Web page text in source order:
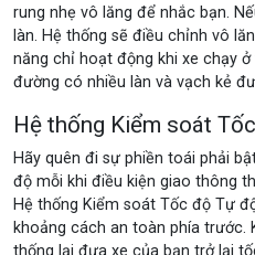
rung nhẹ vô lăng để nhắc bạn.
làn. Hệ thống sẽ điều chỉnh vô
năng chỉ hoạt động khi xe chạy
đường có nhiều làn và vạch kẻ
Hệ thống Kiểm soát
Hãy quên đi sự phiền toái phải
độ mỗi khi điều kiện giao thông
Hệ thống Kiểm soát Tốc độ Tự
khoảng cách an toàn phía trước.
thống lại đưa xe của bạn trở lại